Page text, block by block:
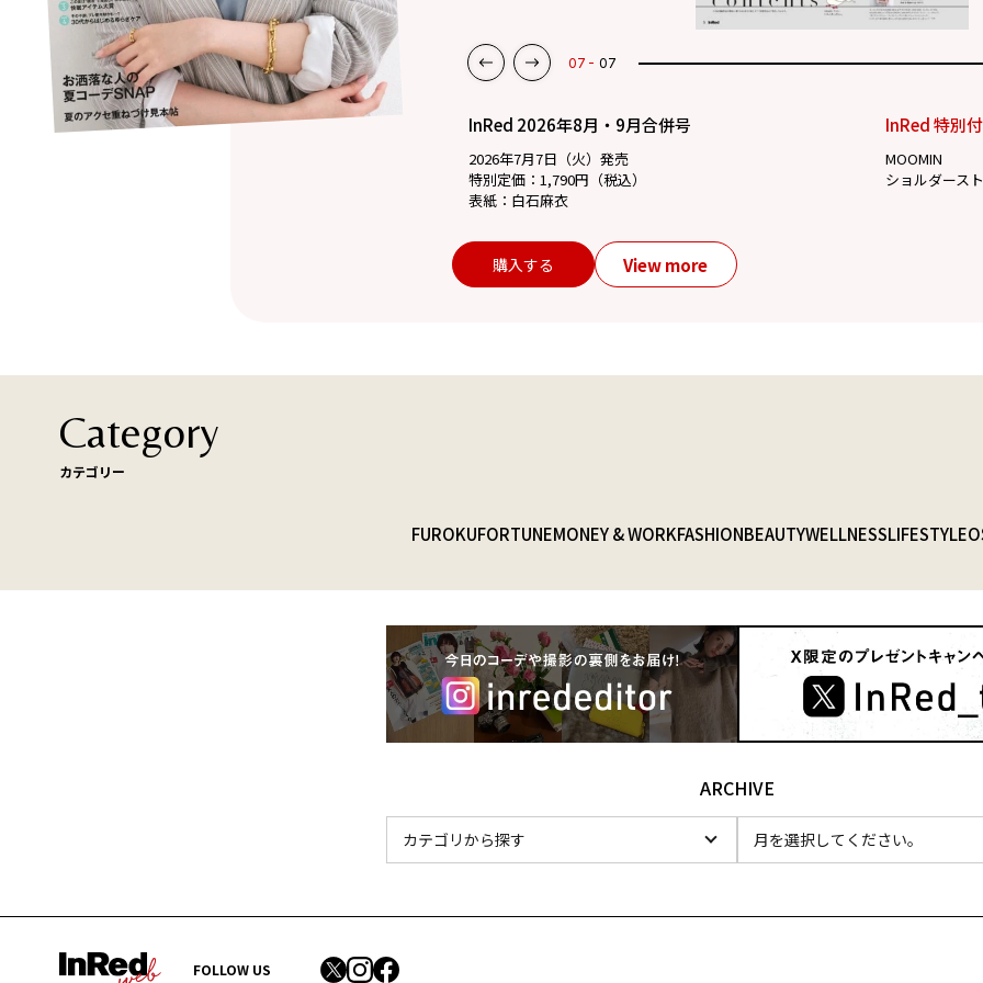
07 07
InRed 2026年8月・9月合併号
2026年7月7日（火）発売
特別定価：1,790円（税込）
表紙：白石麻衣
InRed 特別
MOOMIN
ショルダース
購入する View more
Category
カテゴリー
FUROKUFORTUNEMONEY & WORKFASHIONBEAUTYWELLNESSLIFESTYLE
ARCHIVE
FOLLOW US